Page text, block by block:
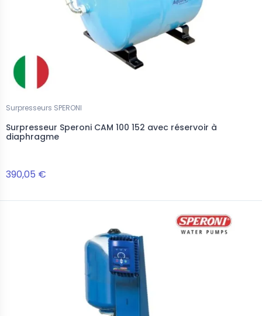
Surpresseurs SPERONI
Surpresseur Speroni CAM 100 152 avec réservoir à
diaphragme
390,05 €